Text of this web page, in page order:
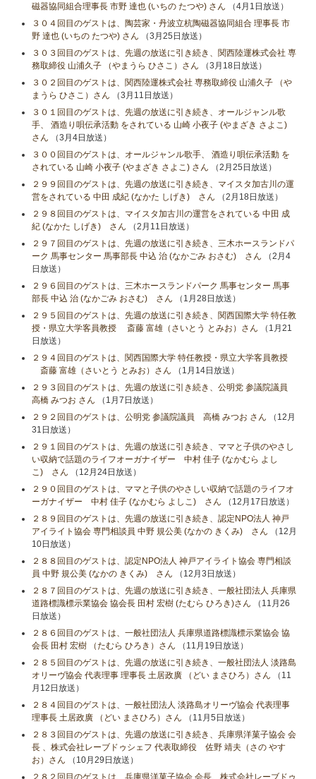
磁器協同組合理事長 市野 達也 (いちの たつや) さん （4月1日放送）
３０４回目のゲストは、陶芸家・丹波立杭陶磁器協同組合 理事長 市
野 達也 (いちの たつや) さん （3月25日放送）
３０３回目のゲストは、先週の放送に引き続き、関西陸運株式会社 専
務取締役 山浦久子 （やまうら ひさこ）さん （3月18日放送）
３０２回目のゲストは、関西陸運株式会社 専務取締役 山浦久子 （や
まうら ひさこ）さん （3月11日放送）
３０１回目のゲストは、先週の放送に引き続き、オールジャンル歌
手、 酒造り唄伝承活動 をされている 山崎 小夜子 (やまざき さよこ)
さん （3月4日放送）
３００回目のゲストは、オールジャンル歌手、 酒造り唄伝承活動 を
されている 山崎 小夜子 (やまざき さよこ) さん （2月25日放送）
２９９回目のゲストは、先週の放送に引き続き、マイスタ加古川の運
営をされている 中田 成紀 (なかた しげき) さん （2月18日放送）
２９８回目のゲストは、マイスタ加古川の運営をされている 中田 成
紀 (なかた しげき) さん （2月11日放送）
２９７回目のゲストは、先週の放送に引き続き、三木ホースランドパ
ーク 馬事センター 馬事部長 中込 治 (なかごみ おさむ) さん （2月4
日放送）
２９６回目のゲストは、三木ホースランドパーク 馬事センター 馬事
部長 中込 治 (なかごみ おさむ) さん （1月28日放送）
２９５回目のゲストは、先週の放送に引き続き、関西国際大学 特任教
授・県立大学客員教授 斎藤 富雄（さいとう とみお）さん （1月21
日放送）
２９４回目のゲストは、関西国際大学 特任教授・県立大学客員教授
斎藤 富雄（さいとう とみお）さん （1月14日放送）
２９３回目のゲストは、先週の放送に引き続き、公明党 参議院議員
高橋 みつお さん （1月7日放送）
２９２回目のゲストは、公明党 参議院議員 高橋 みつお さん （12月
31日放送）
２９１回目のゲストは、先週の放送に引き続き、ママと子供のやさし
い収納で話題のライフオーガナイザー 中村 佳子 (なかむら よし
こ) さん （12月24日放送）
２９０回目のゲストは、ママと子供のやさしい収納で話題のライフオ
ーガナイザー 中村 佳子 (なかむら よしこ) さん （12月17日放送）
２８９回目のゲストは、先週の放送に引き続き、認定NPO法人 神戸
アイライト協会 専門相談員 中野 規公美 (なかの きくみ) さん （12月
10日放送）
２８８回目のゲストは、認定NPO法人 神戸アイライト協会 専門相談
員 中野 規公美 (なかの きくみ) さん （12月3日放送）
２８７回目のゲストは、先週の放送に引き続き、一般社団法人 兵庫県
道路標識標示業協会 協会長 田村 宏樹 (たむら ひろき)さん （11月26
日放送）
２８６回目のゲストは、一般社団法人 兵庫県道路標識標示業協会 協
会長 田村 宏樹 （たむら ひろき）さん （11月19日放送）
２８５回目のゲストは、先週の放送に引き続き、一般社団法人 淡路島
オリーヴ協会 代表理事 理事長 土居政廣 （どい まさひろ）さん （11
月12日放送）
２８４回目のゲストは、一般社団法人 淡路島オリーヴ協会 代表理事
理事長 土居政廣 （どい まさひろ）さん （11月5日放送）
２８３回目のゲストは、先週の放送に引き続き、兵庫県洋菓子協会 会
長 、株式会社レーブドゥシェフ 代表取締役 佐野 靖夫（さの やす
お）さん （10月29日放送）